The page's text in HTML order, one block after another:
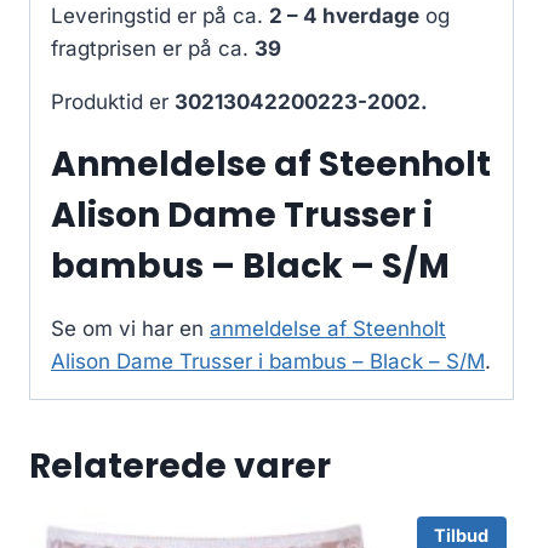
Leveringstid er på ca. 2 – 4 hverdage og
fragtprisen er på ca. 39
Produktid er 30213042200223-2002.
Anmeldelse af Steenholt
Alison Dame Trusser i
bambus – Black – S/M
Se om vi har en anmeldelse af Steenholt
Alison Dame Trusser i bambus – Black – S/M.
Relaterede varer
Tilbud